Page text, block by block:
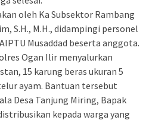
oleh Ka Subsektor Rambang
S.H., M.H., didampingi personel
Musaddad beserta anggota.
Ogan Ilir menyalurkan
15 karung beras ukuran 5
ayam. Bantuan tersebut
Desa Tanjung Miring, Bapak
kepada warga yang